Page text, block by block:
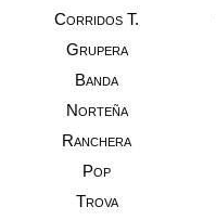
Corridos T.
Grupera
Banda
Norteña
Ranchera
Pop
Trova